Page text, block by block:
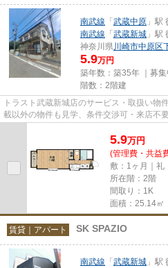
南武線 「武蔵中原 」駅
南武線 「武蔵新城 」駅
神奈川県川崎市中原区
5.9万円
築年数：築35年 ｜募集
階数：2階建
トラスト武蔵新城店のサービス・取扱い物
載以外の物件も見学、条件交渉可・来店不
時無料駐車場有（要電話予約...
5.9万円
(管理費・共益
敷：1ヶ月｜礼
所在階：2階
間取り：1K
面積：25.14㎡
賃貸｜アパート SK SPAZIO
南武線 「武蔵新城 」駅